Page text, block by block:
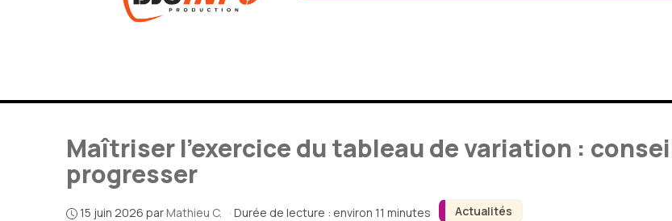
Actualités
Maîtriser l’exercice du tableau de variation :
progresser
15 juin 2026 par Mathieu C. · Durée de lecture : environ 11 minutes